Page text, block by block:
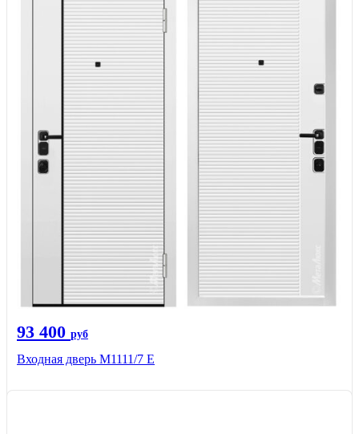
93 400 руб
Входная дверь М1111/7 Е